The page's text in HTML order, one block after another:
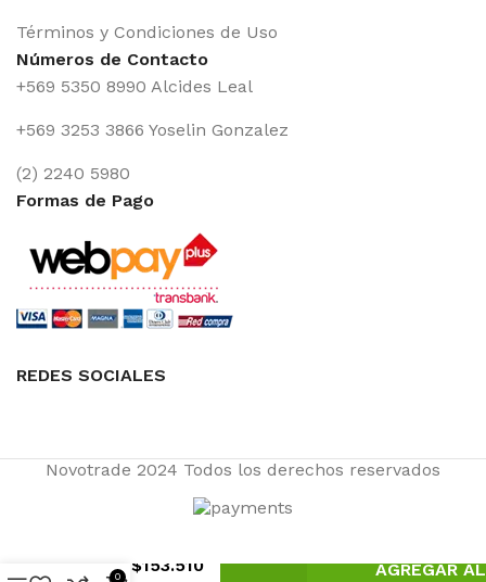
Términos y Condiciones de Uso
Números de Contacto
+569 5350 8990 Alcides Leal
+569 3253 3866 Yoselin Gonzalez
(2) 2240 5980
Formas de Pago
REDES SOCIALES
Novotrade 2024 Todos los derechos reservados
$153.510 AGREGAR
0